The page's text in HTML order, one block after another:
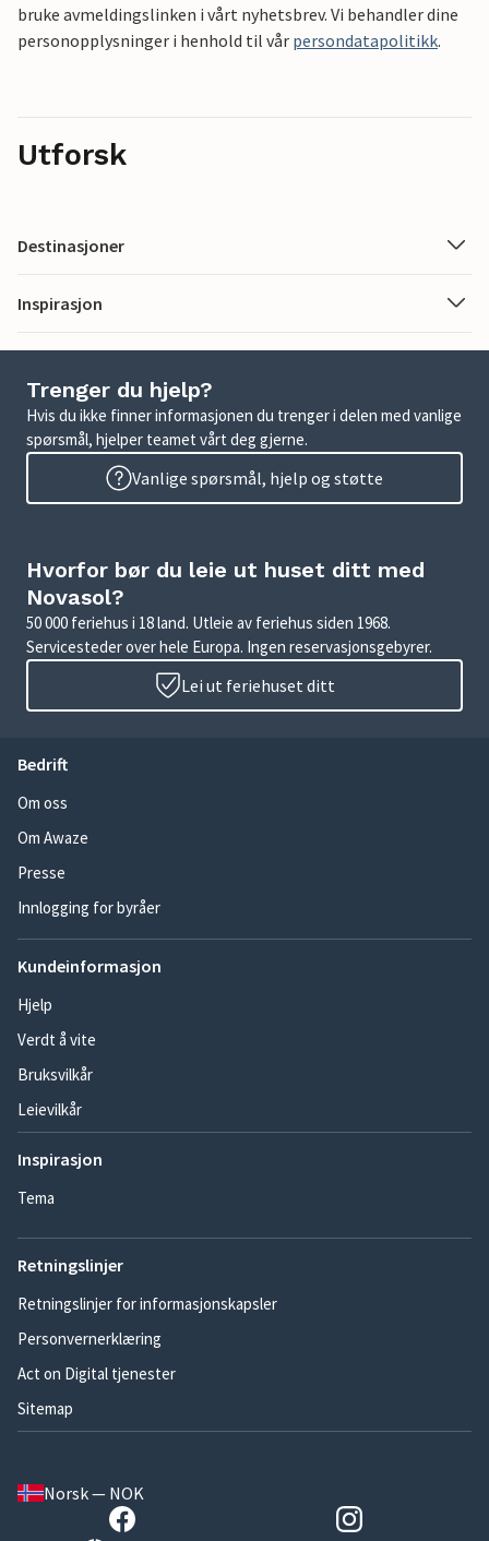
bruke avmeldingslinken i vårt nyhetsbrev. Vi behandler dine
personopplysninger i henhold til vår persondatapolitikk.
Utforsk
Destinasjoner
Inspirasjon
Trenger du hjelp?
Hvis du ikke finner informasjonen du trenger i delen med vanlige
spørsmål, hjelper teamet vårt deg gjerne.
Vanlige spørsmål, hjelp og støtte
Hvorfor bør du leie ut huset ditt med
Novasol?
50 000 feriehus i 18 land. Utleie av feriehus siden 1968.
Servicesteder over hele Europa. Ingen reservasjonsgebyrer.
Lei ut feriehuset ditt
Bedrift
Om oss
Om Awaze
Presse
Innlogging for byråer
Kundeinformasjon
Hjelp
Verdt å vite
Bruksvilkår
Leievilkår
Inspirasjon
Tema
Retningslinjer
Retningslinjer for informasjonskapsler
Personvernerklæring
Act on Digital tjenester
Sitemap
Norsk — NOK